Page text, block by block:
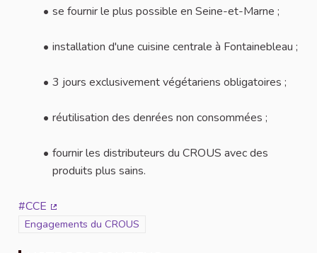
se fournir le plus possible en Seine-et-Marne ;
installation d'une cuisine centrale à Fontainebleau ;
3 jours exclusivement végétariens obligatoires ;
réutilisation des denrées non consommées ;
fournir les distributeurs du CROUS avec des
produits plus sains.
#CCE
(Lien externe)
Filtrer les résultats de la catégorie : Engagements du CROUS
Engagements du CROUS